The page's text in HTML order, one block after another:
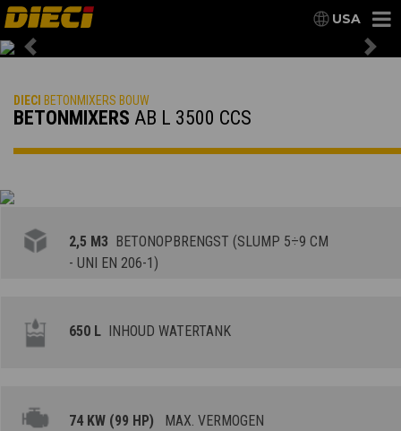
USA
Previous
DIECI BETONMIXERS BOUW
BETONMIXERS AB L 3500 CCS
2,5 M3 BETONOPBRENGST (SLUMP 5÷9 CM
- UNI EN 206-1)
650 L INHOUD WATERTANK
74 KW (99 HP) MAX. VERMOGEN